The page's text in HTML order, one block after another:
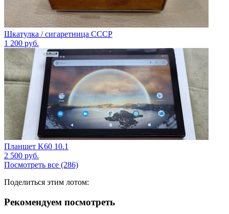
Шкатулка / сигаретница СССР
1 200 руб.
Планшет K60 10.1
2 500 руб.
Посмотреть все (286)
Поделиться этим лотом:
Рекомендуем посмотреть